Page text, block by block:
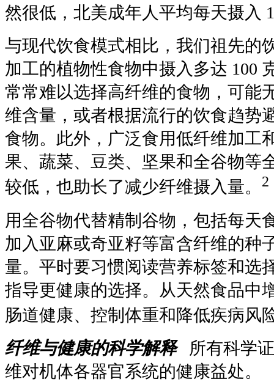
然很低，北美成年人平均每天摄入
与现代饮食模式相比，我们祖先的
加工的植物性食物中摄入多达 100
常常难以选择高纤维的食物，可能
维含量，或者根据流行的饮食趋势
食物。此外，广泛食用低纤维加工
果、蔬菜、豆类、坚果和全谷物等
较低，也助长了减少纤维摄入量。
2
用全谷物代替精制谷物，包括每天
加入亚麻或奇亚籽等富含纤维的种
量。平时要习惯阅读营养标签和选
指导更健康的选择。从天然食品中
肠道健康、控制体重和降低疾病风
纤维与健康的科学解释 所有科学
维对机体各器官系统的健康益处。